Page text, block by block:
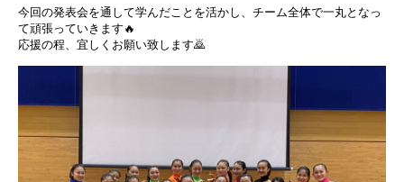
今回の発表会を通して学んだことを活かし、チーム全体で一丸となっ
て頑張っていきます🔥
応援の程、宜しくお願い致します🙇